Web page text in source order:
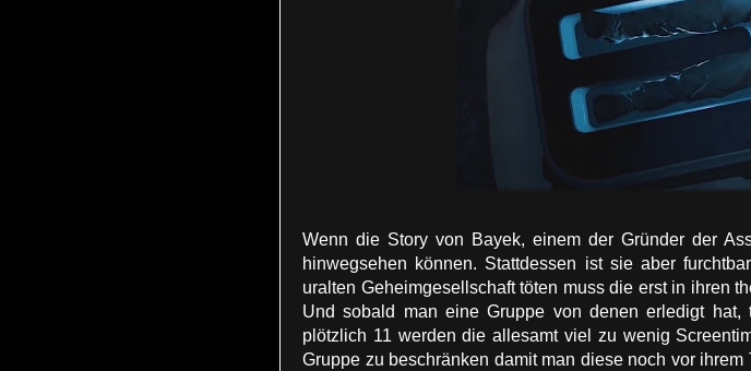
Wenn die Story von Bayek, einem der Gründer der
hinwegsehen können. Stattdessen ist sie aber
uralten Geheimgesellschaft töten muss die erst in ihren
Und sobald man eine Gruppe von denen erledigt
plötzlich 11 werden die allesamt viel zu wenig
Gruppe zu beschränken damit man diese noch vor